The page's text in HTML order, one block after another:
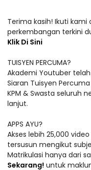
Terima kasih! Ikuti
perkembangan terkini
Klik Di Sini
TUISYEN PERCUMA?
Akademi Youtuber
Siaran Tuisyen
KPM & Swasta seluruh
lanjut.
APPS AYU?
Akses lebih 25,000
tersusun mengikut
Matrikulasi hanya dari
Sekarang! untuk